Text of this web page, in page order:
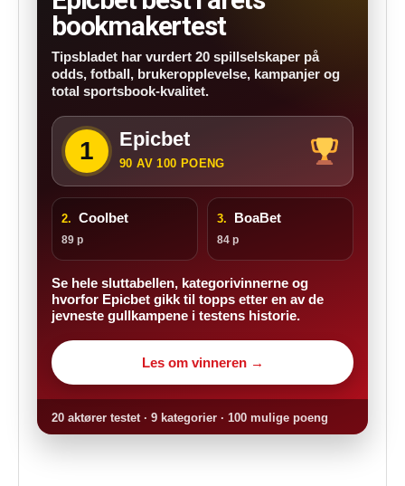
bookmakertest
Tipsbladet har vurdert 20 spillselskaper på
odds, fotball, brukeropplevelse, kampanjer og
total sportsbook-kvalitet.
1 Epicbet
90 AV 100 POENG
2. Coolbet
89 p
3. BoaBet
84 p
Se hele sluttabellen, kategorivinnerne og
hvorfor Epicbet gikk til topps etter en av de
jevneste gullkampene i testens historie.
Les om vinneren →
20 aktører testet · 9 kategorier · 100 mulige poeng